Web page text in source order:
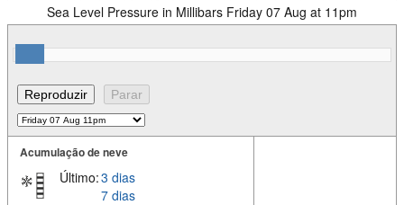
Sea Level Pressure in Millibars Friday 07 Aug at 11pm
Acumulação de neve
Último:3 dias
7 dias